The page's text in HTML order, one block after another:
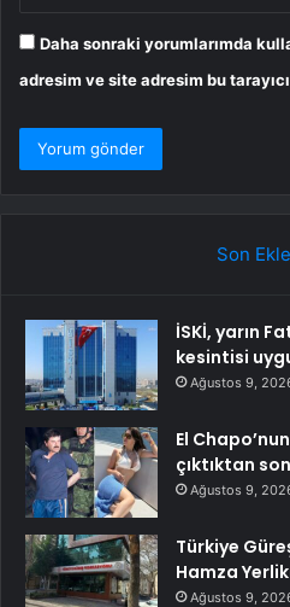
Daha sonraki yorumlarımda
adresim ve site adresim bu
Son
İSKİ, yarın
kesintisi
Ağustos 9,
El
çıktıktan
Ağustos 9,
Türkiye
Hamza
Ağustos 9,